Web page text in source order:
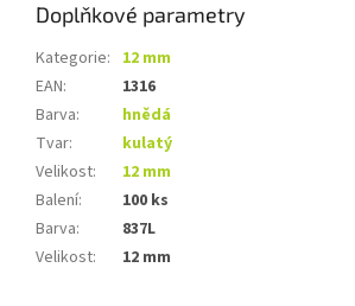
Doplňkové parametry
Kategorie: 12 mm
EAN:
1316
Barva:
hnědá
Tvar:
kulatý
Velikost:
12 mm
Balení:
100 ks
Barva:
837L
Velikost: 12 mm